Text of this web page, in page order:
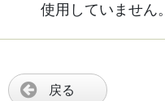
使用していません。
戻る